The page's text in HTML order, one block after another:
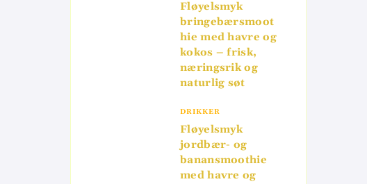
Fløyelsmyk
bringebærsmoot
hie med havre og
kokos – frisk,
næringsrik og
naturlig søt
DRIKKER
Fløyelsmyk
jordbær- og
banansmoothie
med havre og